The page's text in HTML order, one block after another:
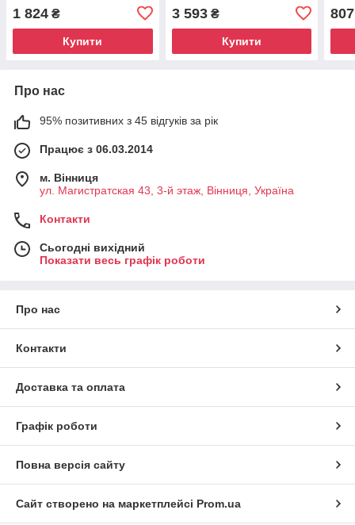
1 824 ₴
Купити
Термодур Сатину, 5 л,
KIEHL'S
3 593₴
Купити
807
Про нас
95% позитивних з 45 відгуків за рік
Працює з 06.03.2014
м. Вінниця
ул. Магистратская 43, 3-й этаж, Вінниця, Україна
Контакти
Сьогодні вихідний
Показати весь графік роботи
Про нас
Контакти
Доставка та оплата
Графік роботи
Повна версія сайту
Сайт створено на маркетплейсі Prom.ua